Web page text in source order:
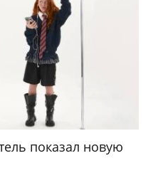
показал новую